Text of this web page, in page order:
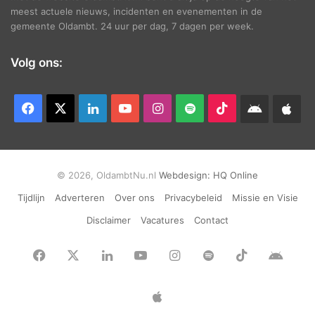
meest actuele nieuws, incidenten en evenementen in de
gemeente Oldambt. 24 uur per dag, 7 dagen per week.
Volg ons:
Facebook LinkedInYouTubeInstagram
Spotify TikTokAndroid
© 2026, OldambtNu.nl Webdesign: HQ Online
Tijdlijn
Adverteren Over ons Privacybeleid
Missie en Visie
Disclaimer
Vacatures Contact
Facebook LinkedInYouTubeInstagram
Spotify TikTok